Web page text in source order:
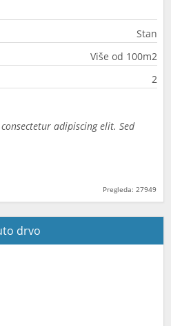
Stan
Više od 100m2
2
adipiscing elit. Sed
Pregleda: 27949
drvo